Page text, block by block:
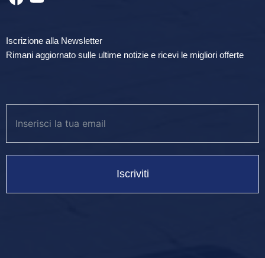
Iscrizione alla Newsletter
Rimani aggiornato sulle ultime notizie e ricevi le migliori offerte
Iscriviti